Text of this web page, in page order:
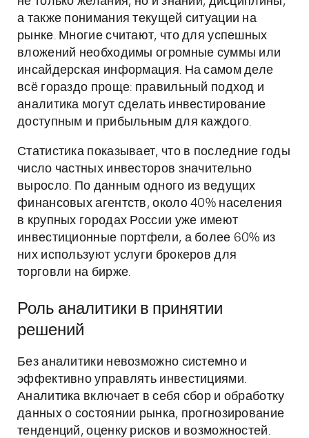
а также понимания текущей ситуации на
рынке. Многие считают, что для успешных
вложений необходимы огромные суммы или
инсайдерская информация. На самом деле
всё гораздо проще: правильный подход и
аналитика могут сделать инвестирование
доступным и прибыльным для каждого.
Статистика показывает, что в последние годы
число частных инвесторов значительно
выросло. По данным одного из ведущих
финансовых агентств, около 40% населения
в крупных городах России уже имеют
инвестиционные портфели, а более 60% из
них используют услуги брокеров для
торговли на бирже.
Роль аналитики в принятии
решений
Без аналитики невозможно системно и
эффективно управлять инвестициями.
Аналитика включает в себя сбор и обработку
данных о состоянии рынка, прогнозирование
тенденций, оценку рисков и возможностей.